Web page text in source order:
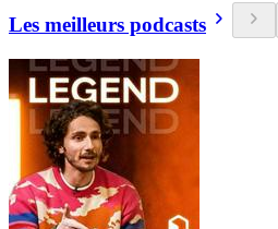
Les meilleurs podcasts